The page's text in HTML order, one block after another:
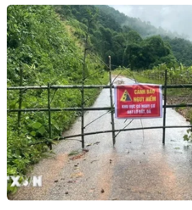
điểm quốc gia hồ Ka Pét
07/08/2026 11:24
Khắc phục "Thẻ vàng" IUU: Siết
quản lý đội tàu
07/08/2026 10:49
Đà Nẵng: Tìm thấy 3 bộ hài cốt
từ nguồn tin của người dân